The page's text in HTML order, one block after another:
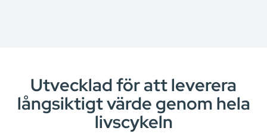
Utvecklad för att leverera
långsiktigt värde genom hela
livscykeln